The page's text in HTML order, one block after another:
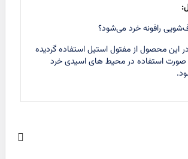
رافونه خرد می‌شود؟
این محصول از مفتول استیل استفاده گردیده
صورت استفاده در محیط های اسیدی خرد